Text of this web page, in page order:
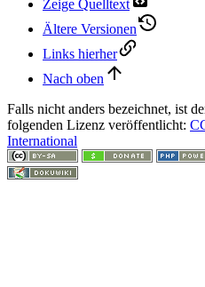
Zeige Quelltext
Ältere Versionen
Links hierher
Nach oben
Falls nicht anders bezeichnet, ist
folgenden Lizenz veröffentlicht:
International